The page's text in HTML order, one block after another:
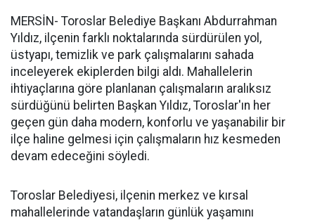
MERSİN- Toroslar Belediye Başkanı Abdurrahman
Yıldız, ilçenin farklı noktalarında sürdürülen yol,
üstyapı, temizlik ve park çalışmalarını sahada
inceleyerek ekiplerden bilgi aldı. Mahallelerin
ihtiyaçlarına göre planlanan çalışmaların aralıksız
sürdüğünü belirten Başkan Yıldız, Toroslar'ın her
geçen gün daha modern, konforlu ve yaşanabilir bir
ilçe haline gelmesi için çalışmaların hız kesmeden
devam edeceğini söyledi.
Toroslar Belediyesi, ilçenin merkez ve kırsal
mahallelerinde vatandaşların günlük yaşamını